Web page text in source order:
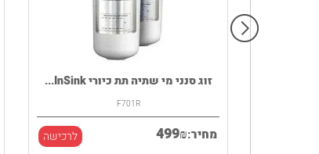
זוג סנני מי שתיה תת כיורי InSink...
F701R
מחיר: 499₪ לרכישה